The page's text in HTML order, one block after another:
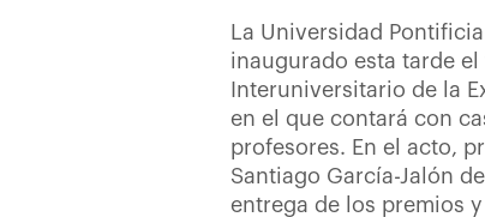
La Universidad
inaugurado esta tarde
Interuniversitario de la
en el que contará con
profesores. En el acto,
Santiago García-Jalón
entrega de los premios